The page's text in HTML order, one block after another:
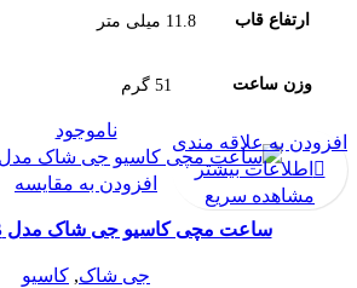
ارتفاع قاب 11.8 میلی متر
وزن ساعت 51 گرم
ناموجود
افزودن به مقایسه
ساعت مچی کاسیو جی شاک مدل GA-4000GB
جی شاک, کاسیو
افزودن به علاقه مندی
اطلاعات بیشتر
مشاهده سریع